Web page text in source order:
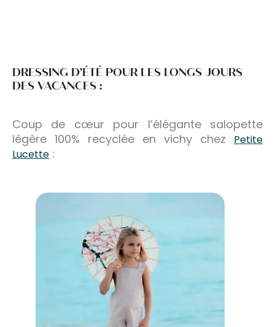
DRESSING D’ÉTÉ POUR LES LONGS JOURS
DES VACANCES :
Coup de cœur pour l’élégante salopette
légère 100% recyclée en vichy chez Petite
Lucette :